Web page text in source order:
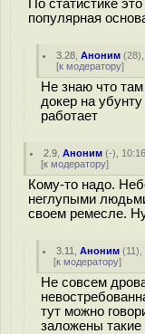
По статистике
популярная
3.28 ,Аноним (28
[к модератору]
Не знаю что
докер на
работает
2.9 ,Аноним (-),
[к модератору]
Кому-то надо.
неглупыми
своем ремесле.
3.11 ,Аноним (11),
[к модератору]
Не совсем
тут можно
заложены